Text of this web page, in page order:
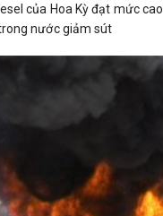
của Hoa Kỳ đạt mức
nước giảm sút